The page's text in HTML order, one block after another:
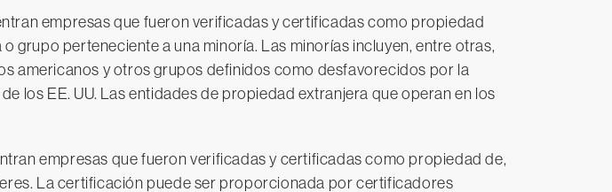
empresas que fueron verificadas y certificadas como propiedad
grupo perteneciente a una minoría. Las minorías incluyen, entre otras,
americanos y otros grupos definidos como desfavorecidos por la
los EE. UU. Las entidades de propiedad extranjera que operan en los
empresas que fueron verificadas y certificadas como propiedad de,
La certificación puede ser proporcionada por certificadores